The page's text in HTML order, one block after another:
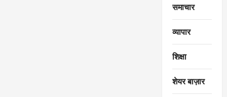
समाचार
व्यापार
शिक्षा
शेयर बाज़ार